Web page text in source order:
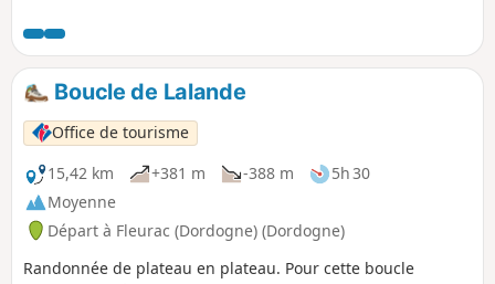
Boucle de Lalande
Office de tourisme
15,42 km
+381 m -388 m
5h 30
Moyenne
Départ à Fleurac (Dordogne) (Dordogne)
Randonnée de plateau en plateau. Pour cette boucle